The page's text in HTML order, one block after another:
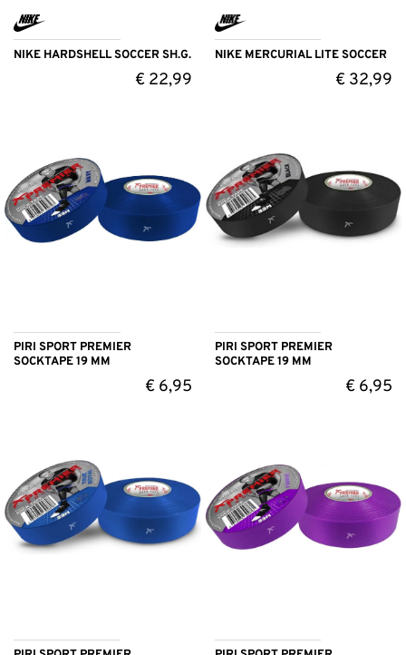
NIKE HARDSHELL SOCCER SH.G.
€22,99
NIKE MERCURIAL LITE SOCCER
€ 32,99
PIRI SPORT PREMIER
SOCKTAPE 19 MM
€6,95
PIRI SPORT PREMIER
SOCKTAPE 19 MM
€ 6,95